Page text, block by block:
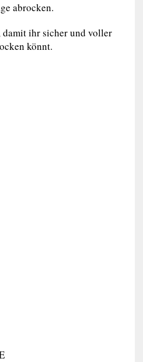
abrocken.
damit ihr sicher und voller
könnt.